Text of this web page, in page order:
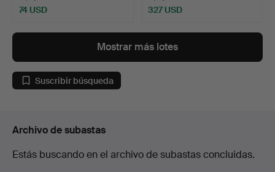
74 USD 327 USD
Mostrar más lotes
Suscribir búsqueda
Archivo de subastas
Estás buscando en el archivo de subastas concluidas.